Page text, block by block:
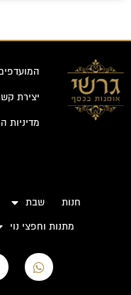
המועדפים
יצירת קשר
מדיניות
חנות שבת
מתנות וחפצי נוי
W
h
a